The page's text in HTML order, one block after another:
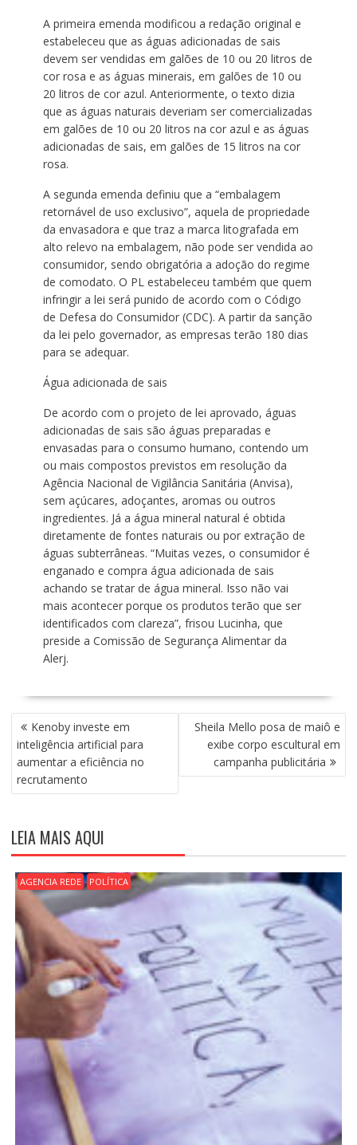
A primeira emenda modificou a redação original e
estabeleceu que as águas adicionadas de sais
devem ser vendidas em galões de 10 ou 20 litros de
cor rosa e as águas minerais, em galões de 10 ou
20 litros de cor azul. Anteriormente, o texto dizia
que as águas naturais deveriam ser comercializadas
em galões de 10 ou 20 litros na cor azul e as águas
adicionadas de sais, em galões de 15 litros na cor
rosa.
A segunda emenda definiu que a “embalagem
retornável de uso exclusivo”, aquela de propriedade
da envasadora e que traz a marca litografada em
alto relevo na embalagem, não pode ser vendida ao
consumidor, sendo obrigatória a adoção do regime
de comodato. O PL estabeleceu também que quem
infringir a lei será punido de acordo com o Código
de Defesa do Consumidor (CDC). A partir da sanção
da lei pelo governador, as empresas terão 180 dias
para se adequar.
Água adicionada de sais
De acordo com o projeto de lei aprovado, águas
adicionadas de sais são águas preparadas e
envasadas para o consumo humano, contendo um
ou mais compostos previstos em resolução da
Agência Nacional de Vigilância Sanitária (Anvisa),
sem açúcares, adoçantes, aromas ou outros
ingredientes. Já a água mineral natural é obtida
diretamente de fontes naturais ou por extração de
águas subterrâneas. “Muitas vezes, o consumidor é
enganado e compra água adicionada de sais
achando se tratar de água mineral. Isso não vai
mais acontecer porque os produtos terão que ser
identificados com clareza”, frisou Lucinha, que
preside a Comissão de Segurança Alimentar da
Alerj.
N
A
V
E
G
Ç
Ã
O
D
E
P
O
S
T
Kenoby investe em
inteligência artificial para
aumentar a eficiência no
recrutamento
Sheila Mello posa de maiô e
exibe corpo escultural em
campanha publicitária
LEIA MAIS AQUI
AGENCIA REDE POLÍTICA